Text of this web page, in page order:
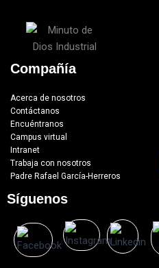
Compañía
Acerca de nosotros
Contáctanos
Encuéntranos
Campus virtual
Intranet
Trabaja con nosotros
Padre Rafael García-Herreros
Síguenos